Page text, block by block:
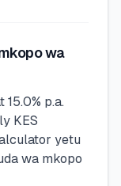
wa
p.a.
KES
yetu
wa mkopo